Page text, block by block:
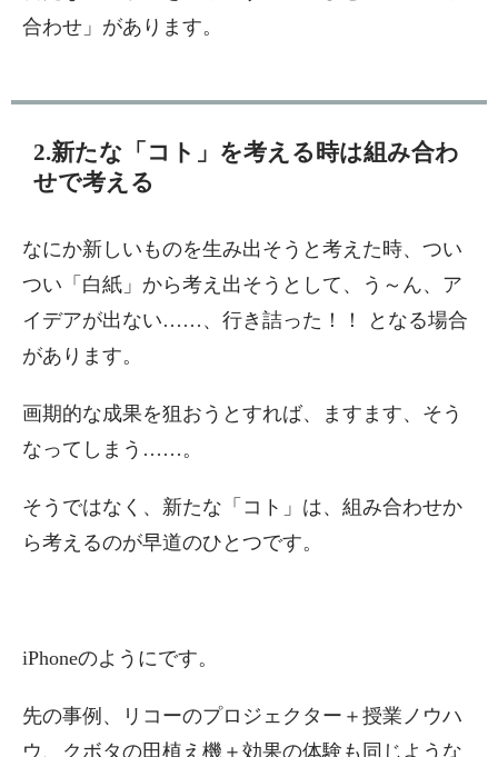
合わせ」があります。
2.新たな「コト」を考える時は組み合わ
せで考える
なにか新しいものを生み出そうと考えた時、つい
つい「白紙」から考え出そうとして、う～ん、ア
イデアが出ない……、行き詰った！！ となる場合
があります。
画期的な成果を狙おうとすれば、ますます、そう
なってしまう……。
そうではなく、新たな「コト」は、組み合わせか
ら考えるのが早道のひとつです。
iPhoneのようにです。
先の事例、リコーのプロジェクター＋授業ノウハ
ウ、クボタの田植え機＋効果の体験も同じような